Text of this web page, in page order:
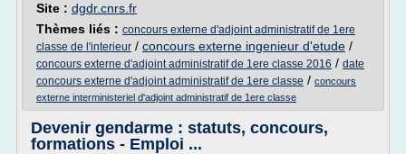
Site : dgdr.cnrs.fr
Thèmes liés : concours externe d'adjoint administratif de 1ere
classe de l'interieur / concours externe ingenieur d'etude /
concours externe d'adjoint administratif de 1ere classe 2016 / date
concours externe d'adjoint administratif de 1ere classe / concours
externe interministeriel d'adjoint administratif de 1ere classe
Devenir gendarme : statuts, concours,
formations - Emploi ...